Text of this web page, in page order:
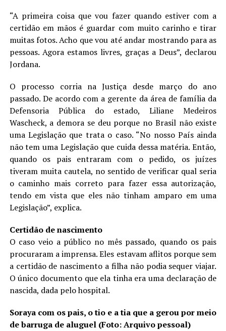
“A primeira coisa que vou fazer quando estiver com a
certidão em mãos é guardar com muito carinho e tirar
muitas fotos. Acho que vou até andar mostrando para as
pessoas. Agora estamos livres, graças a Deus”, declarou
Jordana.
O processo corria na Justiça desde março do ano
passado. De acordo com a gerente da área de família da
Defensoria Pública do estado, Liliane Medeiros
Wascheck, a demora se deu porque no Brasil não existe
uma Legislação que trata o caso. “No nosso País ainda
não tem uma Legislação que cuida dessa matéria. Então,
quando os pais entraram com o pedido, os juízes
tiveram muita cautela, no sentido de verificar qual seria
o caminho mais correto para fazer essa autorização,
tendo em vista que eles não tinham amparo em uma
Legislação”, explica.
Certidão de nascimento
O caso veio a público no mês passado, quando os pais
procuraram a imprensa. Eles estavam aflitos porque sem
a certidão de nascimento a filha não podia sequer viajar.
O único documento que ela tinha era uma declaração de
nascida, dada pelo hospital.
Soraya com os pais, o tio e a tia que a gerou por meio
de barruga de aluguel (Foto: Arquivo pessoal)